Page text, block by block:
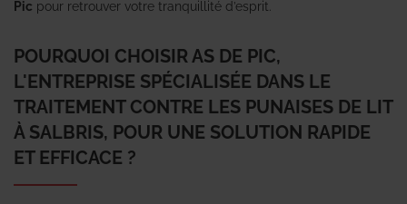
Pic pour retrouver votre tranquillité d’esprit.
POURQUOI CHOISIR AS DE PIC,
L'ENTREPRISE SPÉCIALISÉE DANS LE
TRAITEMENT CONTRE LES PUNAISES DE LIT
À SALBRIS, POUR UNE SOLUTION RAPIDE
ET EFFICACE ?